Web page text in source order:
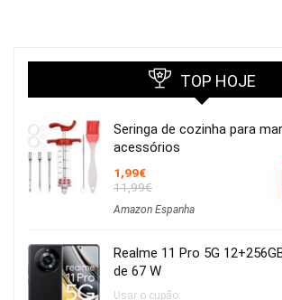
TOP HOJE
Seringa de cozinha para
acessórios
1,99€
11,99€
Amazon Espanha
Realme 11 Pro 5G
de 67 W
Usar o cupão: